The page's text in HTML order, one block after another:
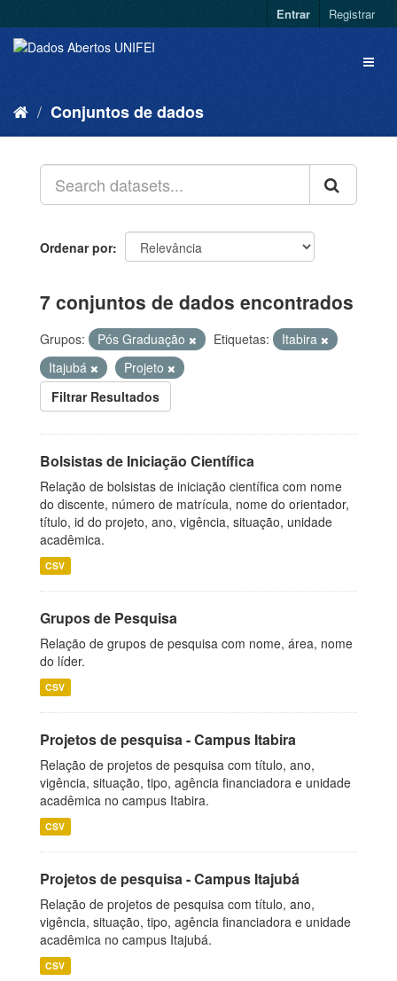
Entrar Registrar
Conjuntos de dados
Ordenar por
7 conjuntos de dados encontrados
Grupos: Pós Graduação Etiquetas:
Itabira
Itajubá
Projeto
Filtrar Resultados
Bolsistas de Iniciação Científica
Relação de bolsistas de iniciação científica com nome
do discente, número de matrícula, nome do orientador,
título, id do projeto, ano, vigência, situação, unidade
acadêmica.
CSV
Grupos de Pesquisa
Relação de grupos de pesquisa com nome, área, nome
do líder.
CSV
Projetos de pesquisa - Campus Itabira
Relação de projetos de pesquisa com título, ano,
vigência, situação, tipo, agência financiadora e unidade
acadêmica no campus Itabira.
CSV
Projetos de pesquisa - Campus Itajubá
Relação de projetos de pesquisa com título, ano,
vigência, situação, tipo, agência financiadora e unidade
acadêmica no campus Itajubá.
CSV